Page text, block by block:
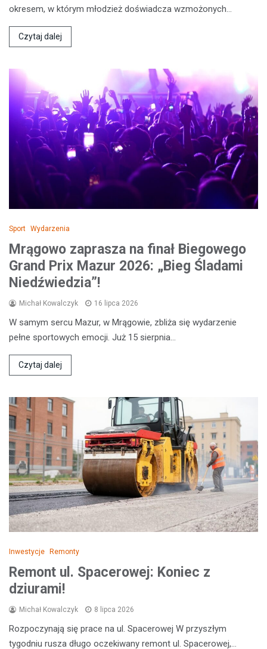
okresem, w którym młodzież doświadcza wzmożonych…
Czytaj dalej
Sport Wydarzenia
Mrągowo zaprasza na finał Biegowego
Grand Prix Mazur 2026: „Bieg Śladami
Niedźwiedzia”!
Michał Kowalczyk 16 lipca 2026
W samym sercu Mazur, w Mrągowie, zbliża się wydarzenie
pełne sportowych emocji. Już 15 sierpnia…
Czytaj dalej
Inwestycje Remonty
Remont ul. Spacerowej: Koniec z
dziurami!
Michał Kowalczyk 8 lipca 2026
Rozpoczynają się prace na ul. Spacerowej W przyszłym
tygodniu rusza długo oczekiwany remont ul. Spacerowej,…